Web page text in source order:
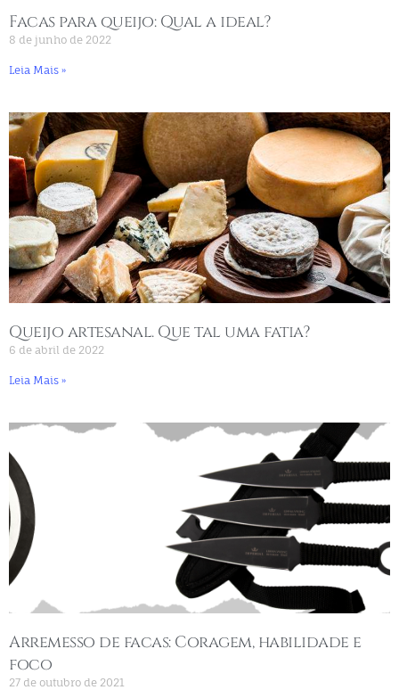
Facas para queijo: Qual a ideal?
8 de junho de 2022
Leia Mais »
Queijo artesanal. Que tal uma fatia?
6 de abril de 2022
Leia Mais »
Arremesso de facas: Coragem, habilidade e
foco
27 de outubro de 2021